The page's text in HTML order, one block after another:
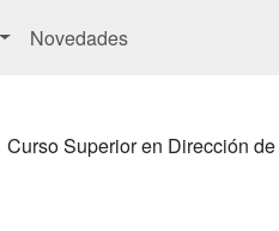
Novedades
Curso Superior en Dirección